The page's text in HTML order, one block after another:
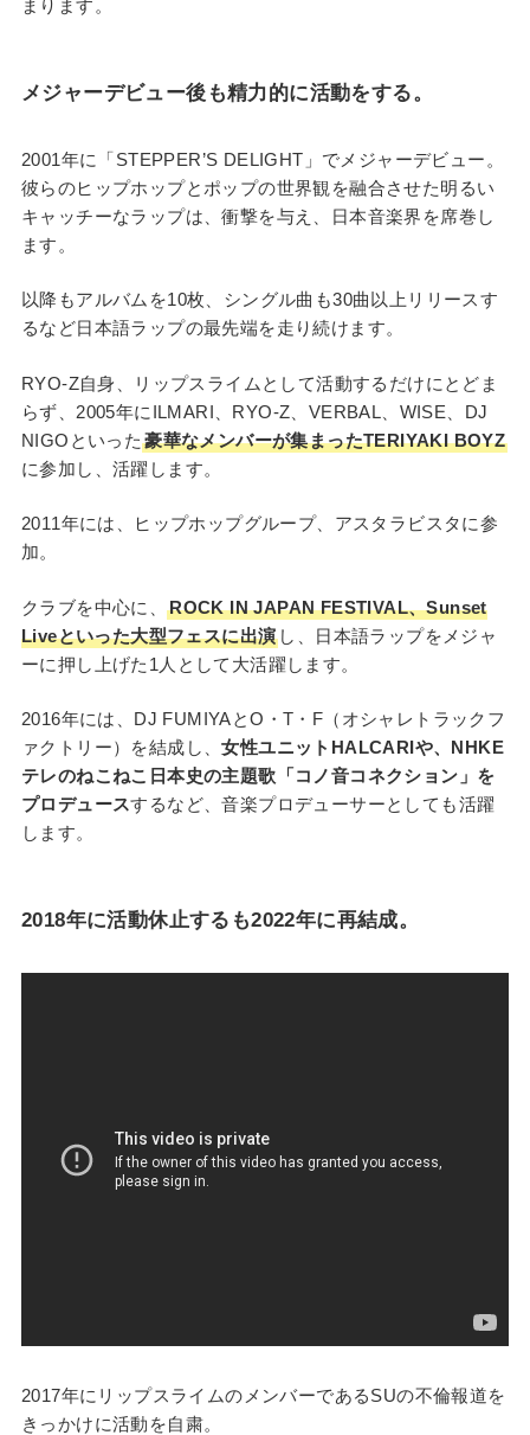
まります。
メジャーデビュー後も精力的に活動をする。
2001年に「STEPPER’S DELIGHT」でメジャーデビュー。
彼らのヒップホップとポップの世界観を融合させた明るい
キャッチーなラップは、衝撃を与え、日本音楽界を席巻し
ます。
以降もアルバムを10枚、シングル曲も30曲以上リリースす
るなど日本語ラップの最先端を走り続けます。
RYO-Z自身、リップスライムとして活動するだけにとどま
らず、2005年にILMARI、RYO-Z、VERBAL、WISE、DJ
NIGOといった豪華なメンバーが集まったTERIYAKI BOYZ
に参加し、活躍します。
2011年には、ヒップホップグループ、アスタラビスタに参
加。
クラブを中心に、ROCK IN JAPAN FESTIVAL、Sunset
Liveといった大型フェスに出演 し、日本語ラップをメジャ
ーに押し上げた1人として大活躍します。
2016年には、DJ FUMIYAとO・T・F（オシャレトラックフ
ァクトリー）を結成し、女性ユニットHALCARIや、NHKE
テレのねこねこ日本史の主題歌「コノ音コネクション」を
プロデュースするなど、音楽プロデューサーとしても活躍
します。
2018年に活動休止するも2022年に再結成。
2017年にリップスライムのメンバーであるSUの不倫報道を
きっかけに活動を自粛。